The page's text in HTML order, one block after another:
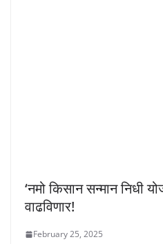
‘नमो किसान सन्मान निधी
वाढविणार!
February 25, 2025